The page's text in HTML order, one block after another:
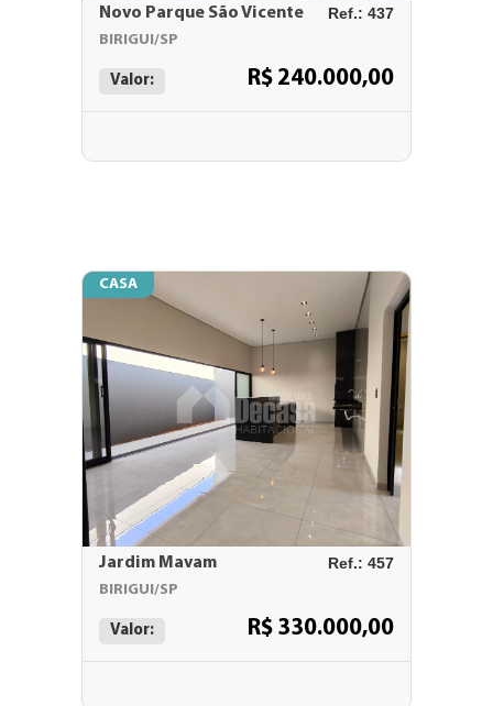
Novo Parque São Vicente Ref.: 437
BIRIGUI/SP
Valor: R$ 240.000,00
CASA
Jardim Mavam Ref.: 457
BIRIGUI/SP
Valor: R$ 330.000,00